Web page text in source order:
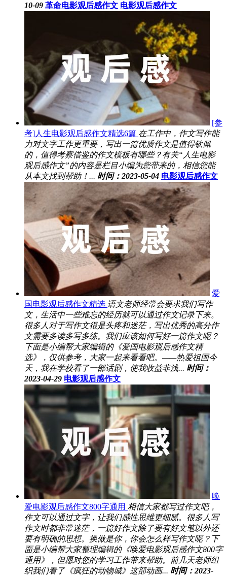
10-09 革命电影观后感作文 电影观后感作文
[参
考]人生电影观后感作文精选6篇 在工作中，作文写作能
力对文字工作更重要，写出一篇优质作文是值得钦佩
的，值得考察借鉴的作文模板有哪些？有关“人生电影
观后感作文”的内容是栏目小编为您带来的，相信您能
从本文找到帮助！... 时间：2023-05-04 电影观后感作文
爱
国电影观后感作文精选 语文老师经常会要求我们写作
文，生活中一些难忘的经历就可以通过作文记录下来。
很多人对于写作文很是头疼和迷茫，写出优秀的高分作
文需要多读多写多练。我们应该如何写好一篇作文呢？
下面是小编帮大家编辑的《爱国电影观后感作文精
选》，仅供参考，大家一起来看看吧。——热爱祖国今
天，我在学校看了一部话剧，使我收益非浅... 时间：
2023-04-29 电影观后感作文
唤
爱电影观后感作文800字通用 相信大家都写过作文吧，
作文可以通过文字，让我们感性思维更细腻。很多人写
作文时都非常迷茫，一篇好作文除了要有好文笔以外还
要有明确的思想。换做是你，你会怎么样写作文呢？下
面是小编帮大家整理编辑的《唤爱电影观后感作文800字
通用》，但愿对您的学习工作带来帮助。前几天老师组
织我们看了《疯狂的动物城》这部动画... 时间：2023-